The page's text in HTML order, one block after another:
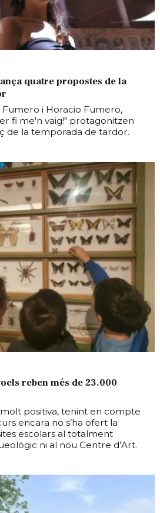
quatre propostes de la
Fumero i Horacio Fumero,
fi me'n vaig!" protagonitzen
de la temporada de tardor.
reben més de 23.000
molt positiva, tenint en compte
encara no s’ha ofert la
escolars al totalment
ni al nou Centre d’Art.